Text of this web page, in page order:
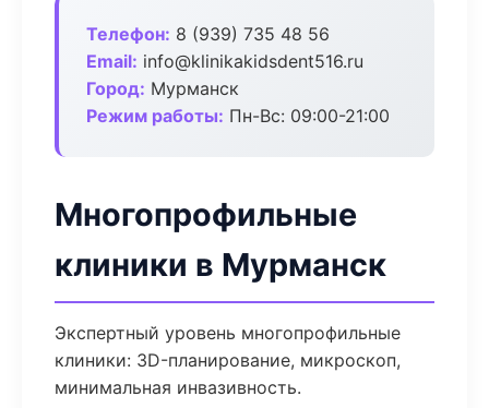
Телефон: 8 (939) 735 48 56
Email: info@klinikakidsdent516.ru
Город: Мурманск
Режим работы: Пн-Вс: 09:00-21:00
Многопрофильные
клиники в Мурманск
Экспертный уровень многопрофильные
клиники: 3D-планирование, микроскоп,
минимальная инвазивность.